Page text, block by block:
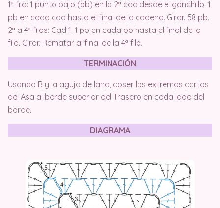
1ª fila: 1 punto bajo (pb) en la 2ª cad desde el ganchillo. 1
pb en cada cad hasta el final de la cadena. Girar. 58 pb.
2ª a 4ª filas: Cad 1. 1 pb en cada pb hasta el final de la
fila. Girar. Rematar al final de la 4ª fila.
TERMINACIÓN
Usando B y la aguja de lana, coser los extremos cortos
del Asa al borde superior del Trasero en cada lado del
borde.
DIAGRAMA